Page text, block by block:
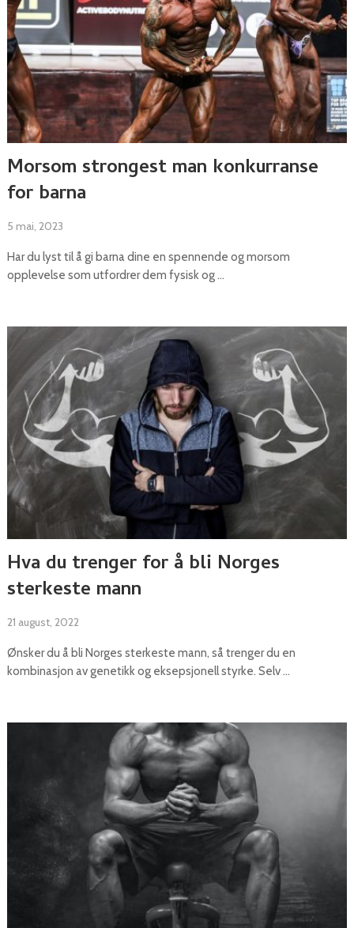
Morsom strongest man konkurranse
for barna
5 mai, 2023
Har du lyst til å gi barna dine en spennende og morsom
opplevelse som utfordrer dem fysisk og …
Hva du trenger for å bli Norges
sterkeste mann
21 august, 2022
Ønsker du å bli Norges sterkeste mann, så trenger du en
kombinasjon av genetikk og eksepsjonell styrke. Selv …